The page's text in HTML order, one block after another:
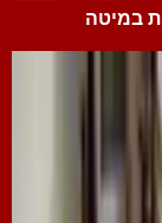
במיטה